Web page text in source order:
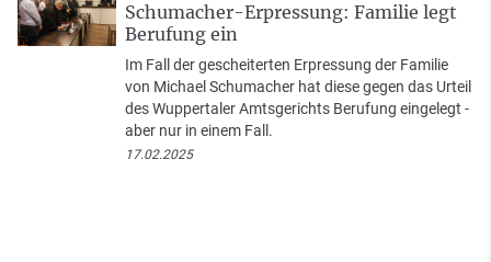
Schumacher-Erpressung: Familie legt
Berufung ein
Im Fall der gescheiterten Erpressung der Familie
von Michael Schumacher hat diese gegen das Urteil
des Wuppertaler Amtsgerichts Berufung eingelegt -
aber nur in einem Fall.
17.02.2025